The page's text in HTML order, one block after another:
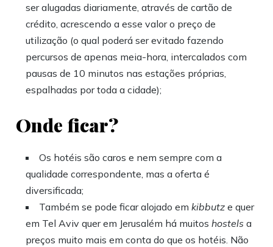
ser alugadas diariamente, através de cartão de
crédito, acrescendo a esse valor o preço de
utilização (o qual poderá ser evitado fazendo
percursos de apenas meia-hora, intercalados com
pausas de 10 minutos nas estações próprias,
espalhadas por toda a cidade);
Onde ficar?
Os hotéis são caros e nem sempre com a
qualidade correspondente, mas a oferta é
diversificada;
Também se pode ficar alojado emkibbutz e quer
em Tel Aviv quer em Jerusalém há muitoshostels a
preços muito mais em conta do que os hotéis. Não